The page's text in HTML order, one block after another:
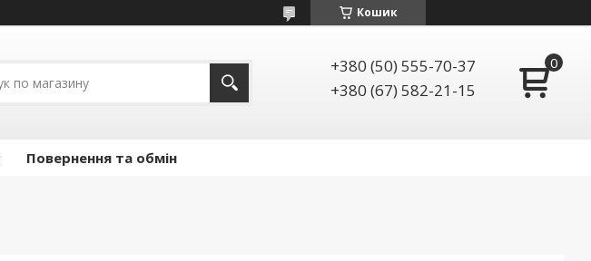
Кошик
+380 (50) 555-70-37
+380 (67) 582-21-15
Повернення та обмін